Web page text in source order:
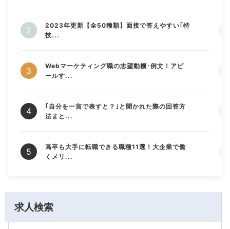
求人検索
2023年更新【全50種類】面接で答えやすい｢特
技...
Webマーケティング職の志望動機･例文！アピ
ールす...
｢自分を一言で表すと？｣と聞かれた際の回答方
法まと...
高卒も大手に転職できる職種11選！大企業で働
くメリ...